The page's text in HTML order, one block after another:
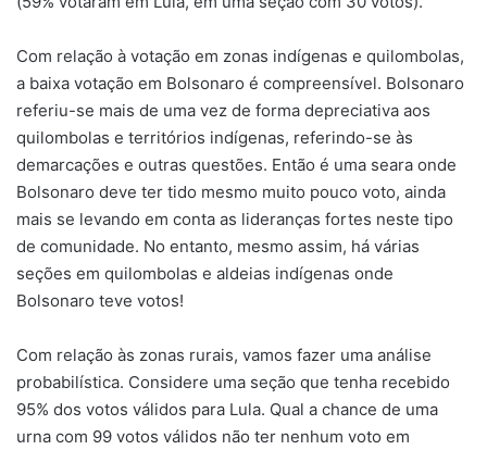
Com relação à votação em zonas indígenas e quilombolas,
a baixa votação em Bolsonaro é compreensível. Bolsonaro
referiu-se mais de uma vez de forma depreciativa aos
quilombolas e territórios indígenas, referindo-se às
demarcações e outras questões. Então é uma seara onde
Bolsonaro deve ter tido mesmo muito pouco voto, ainda
mais se levando em conta as lideranças fortes neste tipo
de comunidade. No entanto, mesmo assim, há várias
seções em quilombolas e aldeias indígenas onde
Bolsonaro teve votos!
Com relação às zonas rurais, vamos fazer uma análise
probabilística. Considere uma seção que tenha recebido
95% dos votos válidos para Lula. Qual a chance de uma
urna com 99 votos válidos não ter nenhum voto em